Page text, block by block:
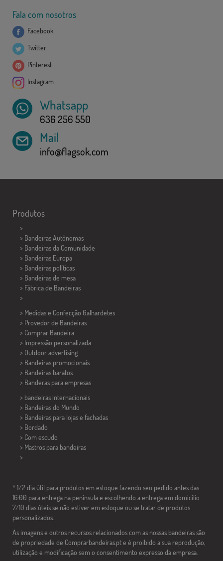
Fala com nosotros
Facebook
Twitter
Pinterest
Instagram
Whatsapp
636 256 550
Mail
info@flagsok.com
Produtos
>
> Bandeiras Autônomas
> Bandeiras da Comunidade
> Bandeiras Europa
> Bandeiras políticas
> Bandeiras de mesa
> Fábrica de Bandeiras
>
> Medidas e Confecção Galhardetes
> Provedor de Bandeiras
> Comprar Bandeira
> Impressão personalizada
> Outdoor advertising
> Bandeiras promocionais
> Bandeiras baratos
> Banderas para empresas
> bandeiras internacionais
> Bandeiras do Mundo
> Bandeiras para lojas e fachadas
> Bordado
> Com escudo
> Mastros para bandeiras
>
* 1/2 dia útil para produtos em estoque fazendo seu pedido antes das
16:00 para entrega na península e escolhendo a entrega em domicílio.
7/10 dias úteis se não estiver em estoque ou se tratar de produtos
personalizados.
As imagens e outros recursos relacionados com as nossas bandeiras são
de propriedade de Comprarbandeiras.pt e é proibido a sua reprodução,
utilização e modificação sem o consentimento expresso da empresa.